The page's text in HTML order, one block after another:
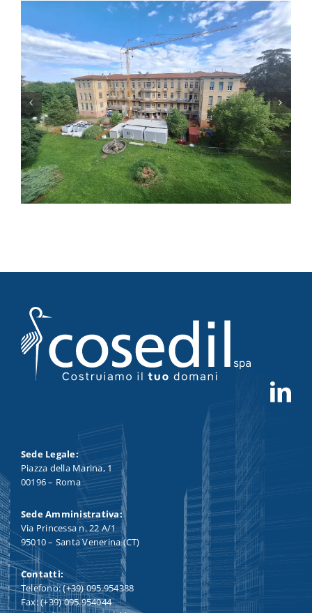
Sede Legale:
Piazza della Marina, 1
00196 – Roma
Sede Amministrativa:
Via Princessa n. 22 A/1
95010 – Santa Venerina (CT)
Contatti:
Telefono: (+39) 095.954388
Fax: (+39) 095.954044